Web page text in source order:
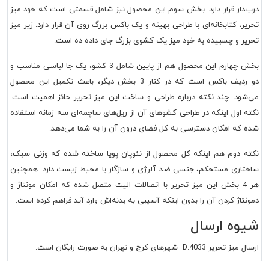
درب‌دار قرار دارد. بخش سوم این محصول نیز شامل قسمتی است که خود میز
تحریر، کتابخانه‌ای با طراحی بهینه و یک باکس بزرگ روی آن قرار دارد. زیر میز
تحریر و چسبیده به خود میز یک کشوی بزرگ جای داده ده است.
بخش چهارم این محصول هم از پایین شامل 3 کشو، یک جا لباسی مناسب و
دو ردیف باکس است که در کنار 3 بخش دیگر، باعث تکمیل این محصول
می‌شود. چند نکته درباره طراحی و ساخت این میز تحریر حائز اهمیت است.
نکته اول اینکه در طراحی کشوهای آن از ریل‌های ساچمه‌ای سه زمانه استفاده
شده که امکان دسترسی به کل فضای درون آن را به شما می‌دهد.
نکته دوم هم اینکه کل محصول از نئوپان پویا ساخته شده که وزنی سبک،
ساختاری مستحکم، جنسی ضد آلرژی و سازگار با محیط زیست دارد. همچنین
هر 4 بخش این میز تحریر با اتصالات الیت متصل شده که امکان مونتاژ و
دمونتاژ کردن آن را بدون اینکه آسیبی به بدنه‌اش وارد آید فراهم کرده است.
شیوه ارسال
ارسال میز تحریر D.4033 شهرهای کرج و تهران به صورت رایگان است.